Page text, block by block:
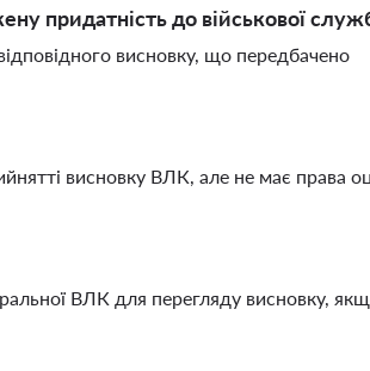
придатність до військової
висновку, що передбачено
висновку ВЛК, але не має права
ВЛК для перегляду висновку,